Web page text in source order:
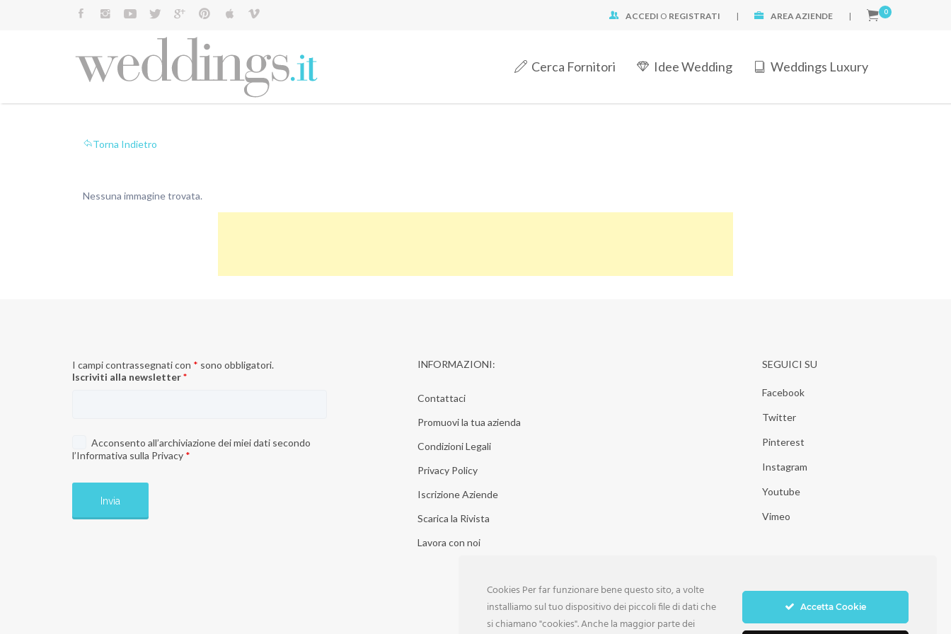
ACCEDI O REGISTRATI | AREA AZIENDE | 0
Cerca Fornitori Idee Wedding Weddings Luxury
Cerca:
Torna Indietro
Nessuna immagine trovata.
I campi contrassegnati con * sono obbligatori.
Iscriviti alla newsletter*
Acconsento all’archiviazione dei miei dati secondo
l’Informativa sulla Privacy *
INFORMAZIONI:
Contattaci
Promuovi la tua azienda
Condizioni Legali
Privacy Policy
Iscrizione Aziende
Scarica la Rivista
Lavora con noi
SEGUICI SU
Facebook
Twitter
Pinterest
Instagram
Youtube
Vimeo
Cookies Per far funzionare bene questo sito, a volte
installiamo sul tuo dispositivo dei piccoli file di dati che
si chiamano "cookies". Anche la maggior parte dei
Accetta Cookie